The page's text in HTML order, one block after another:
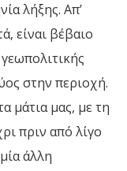
λήξης. Απ’
είναι βέβαιο
στην περιοχή.
μάτια μας, με τη
πριν από λίγο
άλλη